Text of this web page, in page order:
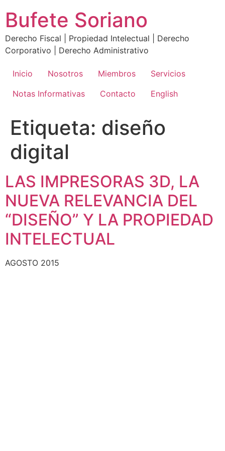
contenido
Bufete Soriano
Derecho Fiscal | Propiedad Intelectual | Derecho
Corporativo | Derecho Administrativo
Inicio Nosotros Miembros
Servicios
Notas Informativas
Contacto English
Etiqueta: diseño
digital
LAS IMPRESORAS 3D, LA
NUEVA RELEVANCIA DEL
“DISEÑO” Y LA PROPIEDAD
INTELECTUAL
AGOSTO 2015